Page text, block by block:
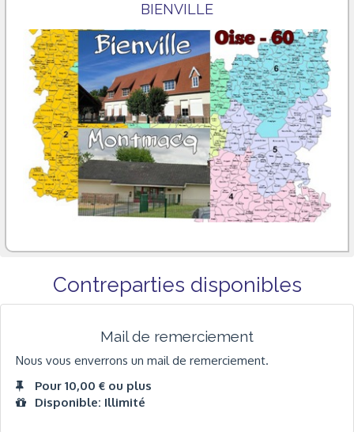
BIENVILLE
Contreparties disponibles
Mail de remerciement
Nous vous enverrons un mail de remerciement.
Pour 10,00 € ou plus
Disponible: Illimité